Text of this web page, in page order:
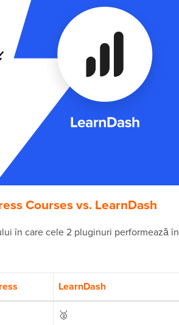
Courses vs. LearnDash
în care cele 2 pluginuri performează în
LearnDash
🥈